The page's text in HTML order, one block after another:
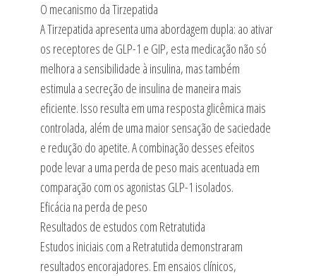
O mecanismo da Tirzepatida
A Tirzepatida apresenta uma abordagem dupla: ao ativar
os receptores de GLP-1 e GIP, esta medicação não só
melhora a sensibilidade à insulina, mas também
estimula a secreção de insulina de maneira mais
eficiente. Isso resulta em uma resposta glicêmica mais
controlada, além de uma maior sensação de saciedade
e redução do apetite. A combinação desses efeitos
pode levar a uma perda de peso mais acentuada em
comparação com os agonistas GLP-1 isolados.
Eficácia na perda de peso
Resultados de estudos com Retratutida
Estudos iniciais com a Retratutida demonstraram
resultados encorajadores. Em ensaios clínicos,